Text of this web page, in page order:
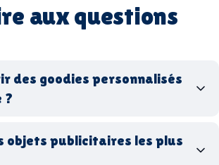
aux questions
des goodies personnalisés
?
objets publicitaires les plus